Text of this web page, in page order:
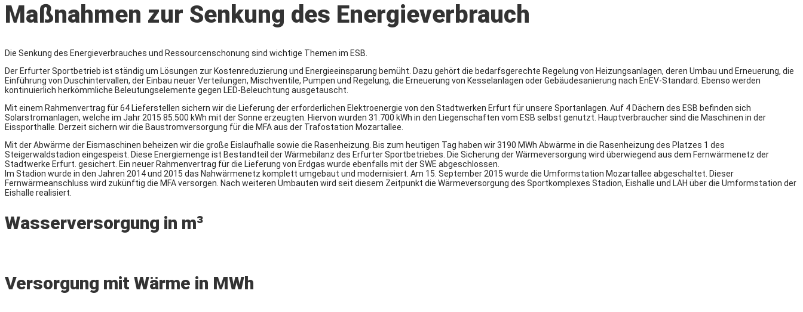
Maßnahmen zur Senkung des Energieverbrauch
Die Senkung des Energieverbrauches und Ressourcenschonung sind wichtige Themen im ESB.
Der Erfurter Sportbetrieb ist ständig um Lösungen zur Kostenreduzierung und Energieeinsparung bemüht. Dazu gehört die bedarfsgerechte Regelung von Heizungsanlagen, deren Umbau und Erneuerung, die
Einführung von Duschintervallen, der Einbau neuer Verteilungen, Mischventile, Pumpen und Regelung, die Erneuerung von Kesselanlagen oder Gebäudesanierung nach EnEV-Standard. Ebenso werden
kontinuierlich herkömmliche Beleutungselemente gegen LED-Beleuchtung ausgetauscht.
Mit einem Rahmenvertrag für 64 Lieferstellen sichern wir die Lieferung der erforderlichen Elektroenergie von den Stadtwerken Erfurt für unsere Sportanlagen. Auf 4 Dächern des ESB befinden sich
Solarstromanlagen, welche im Jahr 2015 85.500 kWh mit der Sonne erzeugten. Hiervon wurden 31.700 kWh in den Liegenschaften vom ESB selbst genutzt. Hauptverbraucher sind die Maschinen in der
Eissporthalle. Derzeit sichern wir die Baustromversorgung für die MFA aus der Trafostation Mozartallee.
Mit der Abwärme der Eismaschinen beheizen wir die große Eislaufhalle sowie die Rasenheizung. Bis zum heutigen Tag haben wir 3190 MWh Abwärme in die Rasenheizung des Platzes 1 des
Steigerwaldstadion eingespeist. Diese Energiemenge ist Bestandteil der Wärmebilanz des Erfurter Sportbetriebes. Die Sicherung der Wärmeversorgung wird überwiegend aus dem Fernwärmenetz der
Stadtwerke Erfurt. gesichert. Ein neuer Rahmenvertrag für die Lieferung von Erdgas wurde ebenfalls mit der SWE abgeschlossen.
Im Stadion wurde in den Jahren 2014 und 2015 das Nahwärmenetz komplett umgebaut und modernisiert. Am 15. September 2015 wurde die Umformstation Mozartallee abgeschaltet. Dieser
Fernwärmeanschluss wird zukünftig die MFA versorgen. Nach weiteren Umbauten wird seit diesem Zeitpunkt die Wärmeversorgung des Sportkomplexes Stadion, Eishalle und LAH über die Umformstation der
Eishalle realisiert.
Wasserversorgung in m³
Versorgung mit Wärme in MWh